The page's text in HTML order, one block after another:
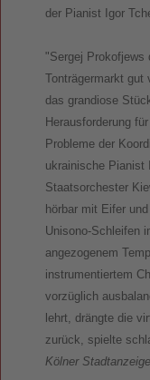
der Pianist Igor
"Sergej Prokofjews
Tonträgermarkt gut
das grandiose
Herausforderung
Probleme der
ukrainische Pianist
Staatsorchester
hörbar mit Eifer
Unisono-Schleifen
angezogenem
instrumentiertem
vorzüglich
lehrt, drängte die
zurück, spielte
Kölner